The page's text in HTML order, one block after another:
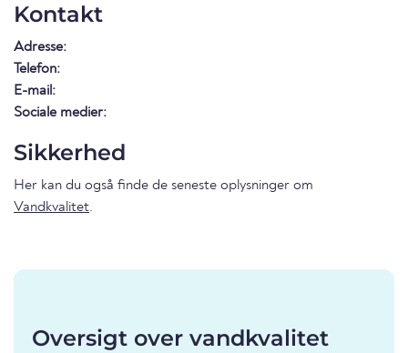
Kontakt
Adresse:
Telefon:
E-mail:
Sociale medier:
Sikkerhed
Her kan du også finde de seneste oplysninger om
Vandkvalitet.
Oversigt over vandkvalitet